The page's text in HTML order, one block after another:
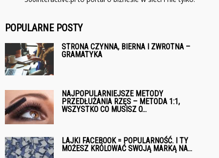
POPULARNE POSTY
STRONA CZYNNA, BIERNA I ZWROTNA –
GRAMATYKA
NAJPOPULARNIEJSZE METODY
PRZEDŁUŻANIA RZĘS – METODA 1:1,
WSZYSTKO CO MUSISZ O...
LAJKI FACEBOOK = POPULARNOŚĆ. I TY
MOŻESZ KRÓLOWAĆ SWOJĄ MARKĄ NA...